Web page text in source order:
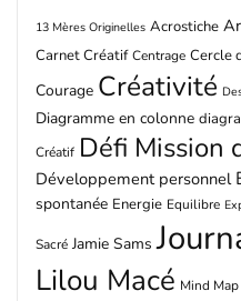
13 Mères Originelles Acrostiche
Carnet Créatif Centrage Cercle
Courage Créativité
Diagramme en colonne
Créatif Défi Mission
Développement personnel
spontanée Energie Equilibre
Sacré Jamie Sams
Lilou Macé Mind Map